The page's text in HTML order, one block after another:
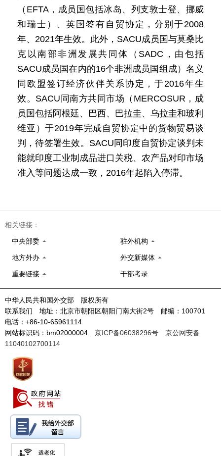
（EFTA，成员国包括冰岛、列支敦士登、挪威
和瑞士）、英国签有自贸协定，分别于2008
年、2021年生效。此外，SACU成员国与莫桑比
克以南部非洲发展共同体（SADC，由包括
SACU成员国在内的16个非洲成员国组成）名义
同欧盟签订经济伙伴关系协定，于2016年生
效。SACU同南方共同市场（MERCOSUR，成
员国包括阿根廷、巴西、巴拉圭、乌拉圭和玻利
维亚）于2019年完成自贸协定中的货物贸易谈
判，待签署生效。SACU同印度自贸协定谈判未
能就印度工业制成品进口关税、农产品对印市场
准入等问题达成一致，2016年起陷入停滞。
相关链接：
中央部委 驻外机构
地方外办 外交新媒体
重要链接 干部考录
中华人民共和国外交部 版权所有
联系我们 地址：北京市朝阳区朝阳门南大街2号 邮编：100701
电话：+86-10-65961114
网站标识码：bm02000004 京ICP备06038296号
京公网安备
11040102700114